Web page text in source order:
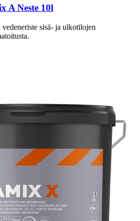
A Neste 10l
sisä- ja ulkotilojen